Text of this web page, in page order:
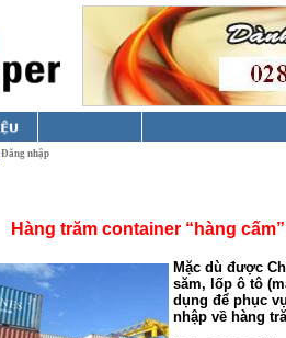
Đăng nhập
Hàng trăm container “hàng
Mặc dù được
săm, lốp ô tô
dụng để phục
nhập về hàng